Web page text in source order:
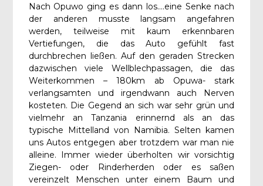
Nach Opuwo ging es dann los….eine Senke nach
der anderen musste langsam angefahren
werden, teilweise mit kaum erkennbaren
Vertiefungen, die das Auto gefühlt fast
durchbrechen ließen. Auf den geraden Strecken
dazwischen viele Wellblechpassagen, die das
Weiterkommen – 180km ab Opuwa- stark
verlangsamten und irgendwann auch Nerven
kosteten. Die Gegend an sich war sehr grün und
vielmehr an Tanzania erinnernd als an das
typische Mittelland von Namibia. Selten kamen
uns Autos entgegen aber trotzdem war man nie
alleine. Immer wieder überholten wir vorsichtig
Ziegen- oder Rinderherden oder es saßen
vereinzelt Menschen unter einem Baum und